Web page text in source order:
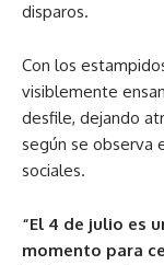
disparos.
Con los
visiblemente
desfile, dejando
según se observa
sociales.
“El 4 de julio es
momento para